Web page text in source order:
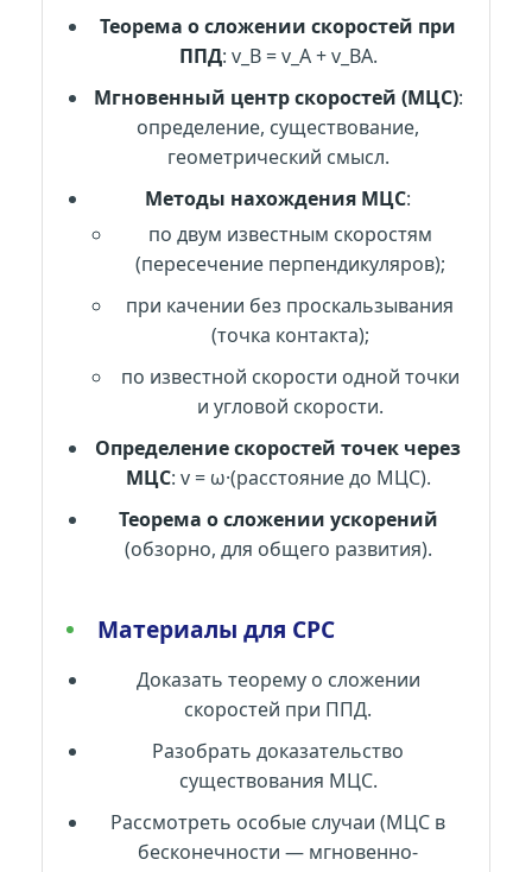
Теорема о сложении скоростей при
ППД: v_B = v_A + v_BA.
Мгновенный центр скоростей (МЦС):
определение, существование,
геометрический смысл.
Методы нахождения МЦС:
по двум известным скоростям
(пересечение перпендикуляров);
при качении без проскальзывания
(точка контакта);
по известной скорости одной точки
и угловой скорости.
Определение скоростей точек через
МЦС: v = ω·(расстояние до МЦС).
Теорема о сложении ускорений
(обзорно, для общего развития).
Материалы для СРС
Доказать теорему о сложении
скоростей при ППД.
Разобрать доказательство
существования МЦС.
Рассмотреть особые случаи (МЦС в
бесконечности — мгновенно-